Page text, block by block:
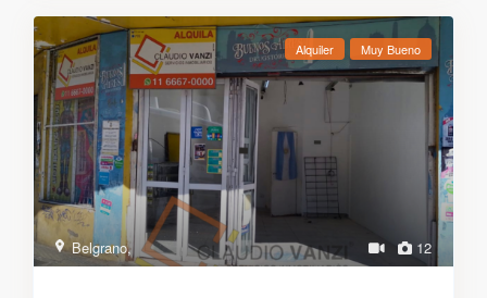
12
Belgrano,
Alquiler Muy Bueno